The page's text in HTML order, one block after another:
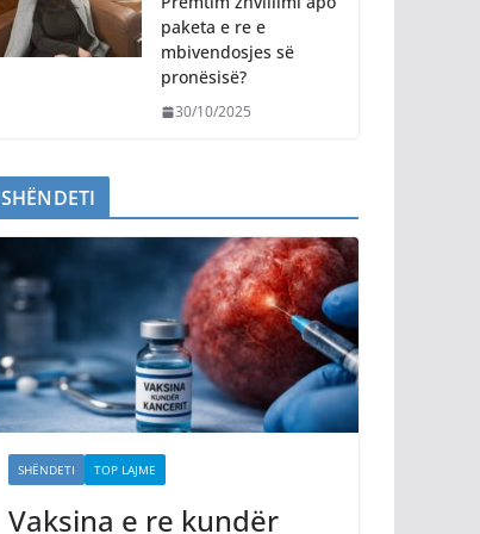
paketa e re e
mbivendosjes së
pronësisë?
30/10/2025
SHËNDETI
SHËNDETI TOP LAJME
Vaksina e re kundër